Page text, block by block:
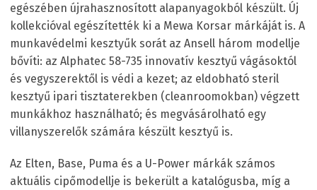
egészében újrahasznosított alapanyagokból készült. Új
kollekcióval egészítették ki a Mewa Korsar márkáját is. A
munkavédelmi kesztyűk sorát az Ansell három modellje
bővíti: az Alphatec 58-735 innovatív kesztyű vágásoktól
és vegyszerektől is védi a kezet; az eldobható steril
kesztyű ipari tisztaterekben (cleanroomokban) végzett
munkákhoz használható; és megvásárolható egy
villanyszerelők számára készült kesztyű is.
Az Elten, Base, Puma és a U-Power márkák számos
aktuális cipőmodellje is bekerült a katalógusba, míg a